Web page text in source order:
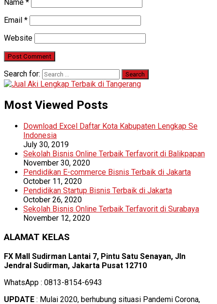
Name *
Email *
Website
Search for:
Most Viewed Posts
Download Excel Daftar Kota Kabupaten Lengkap Se
Indonesia
July 30, 2019
Sekolah Bisnis Online Terbaik Terfavorit di Balikpapan
November 30, 2020
Pendidikan E-commerce Bisnis Terbaik di Jakarta
October 11, 2020
Pendidikan Startup Bisnis Terbaik di Jakarta
October 26, 2020
Sekolah Bisnis Online Terbaik Terfavorit di Surabaya
November 12, 2020
ALAMAT KELAS
FX Mall Sudirman Lantai 7, Pintu Satu Senayan, Jln
Jendral Sudirman, Jakarta Pusat 12710
WhatsApp : 0813-8154-6943
UPDATE : Mulai 2020, berhubung situasi Pandemi Corona,